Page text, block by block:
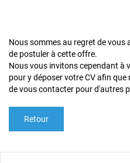
Nous sommes au regret de vous
de postuler à cette offre.
Nous vous invitons cependant à
pour y déposer votre CV afin
de vous contacter pour d'autres
Retour